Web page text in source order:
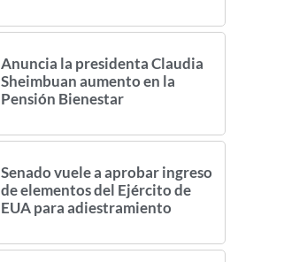
Anuncia la presidenta Claudia
Sheimbuan aumento en la
Pensión Bienestar
Senado vuele a aprobar ingreso
de elementos del Ejército de
EUA para adiestramiento